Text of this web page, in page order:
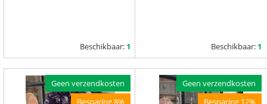
Beschikbaar: 1 Beschikbaar: 1
Geen verzendkosten
Besparing 8%
Geen verzendkosten
Besparing 12%